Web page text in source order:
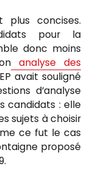
plus concises.
pour la
donc moins
analyse des
avait souligné
d’analyse
candidats : elle
sujets à choisir
ce fut le cas
proposé